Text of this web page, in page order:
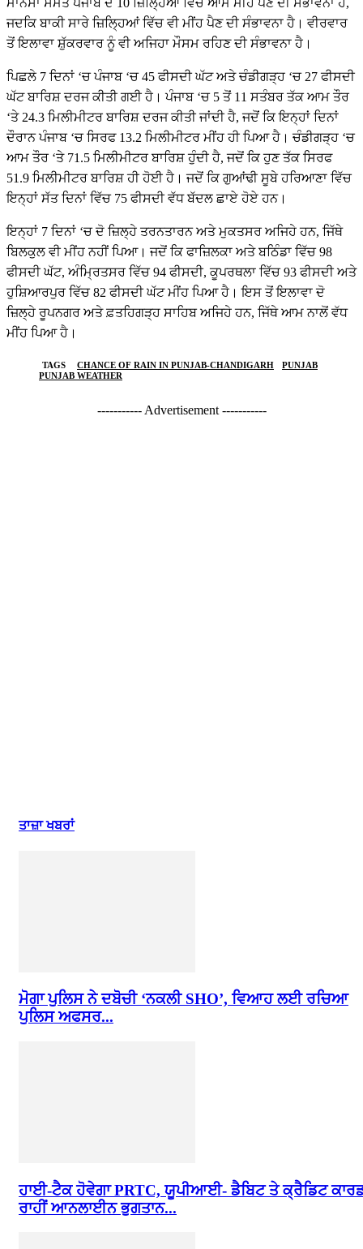
ਮਾਨਸਾ ਸਮੇਤ ਪੰਜਾਬ ਦੇ 10 ਜ਼ਿਲ੍ਹਿਆਂ ਵਿੱਚ ਆਮ ਮੀਂਹ ਪੈਣ ਦੀ ਸੰਭਾਵਨਾ ਹੈ,
ਜਦਕਿ ਬਾਕੀ ਸਾਰੇ ਜ਼ਿਲ੍ਹਿਆਂ ਵਿੱਚ ਵੀ ਮੀਂਹ ਪੈਣ ਦੀ ਸੰਭਾਵਨਾ ਹੈ। ਵੀਰਵਾਰ
ਤੋਂ ਇਲਾਵਾ ਸ਼ੁੱਕਰਵਾਰ ਨੂੰ ਵੀ ਅਜਿਹਾ ਮੌਸਮ ਰਹਿਣ ਦੀ ਸੰਭਾਵਨਾ ਹੈ।
ਪਿਛਲੇ 7 ਦਿਨਾਂ ‘ਚ ਪੰਜਾਬ ‘ਚ 45 ਫੀਸਦੀ ਘੱਟ ਅਤੇ ਚੰਡੀਗੜ੍ਹ ‘ਚ 27 ਫੀਸਦੀ
ਘੱਟ ਬਾਰਿਸ਼ ਦਰਜ ਕੀਤੀ ਗਈ ਹੈ। ਪੰਜਾਬ ‘ਚ 5 ਤੋਂ 11 ਸਤੰਬਰ ਤੱਕ ਆਮ ਤੌਰ
‘ਤੇ 24.3 ਮਿਲੀਮੀਟਰ ਬਾਰਿਸ਼ ਦਰਜ ਕੀਤੀ ਜਾਂਦੀ ਹੈ, ਜਦੋਂ ਕਿ ਇਨ੍ਹਾਂ ਦਿਨਾਂ
ਦੌਰਾਨ ਪੰਜਾਬ ‘ਚ ਸਿਰਫ 13.2 ਮਿਲੀਮੀਟਰ ਮੀਂਹ ਹੀ ਪਿਆ ਹੈ। ਚੰਡੀਗੜ੍ਹ ‘ਚ
ਆਮ ਤੌਰ ‘ਤੇ 71.5 ਮਿਲੀਮੀਟਰ ਬਾਰਿਸ਼ ਹੁੰਦੀ ਹੈ, ਜਦੋਂ ਕਿ ਹੁਣ ਤੱਕ ਸਿਰਫ
51.9 ਮਿਲੀਮੀਟਰ ਬਾਰਿਸ਼ ਹੀ ਹੋਈ ਹੈ। ਜਦੋਂ ਕਿ ਗੁਆਂਢੀ ਸੂਬੇ ਹਰਿਆਣਾ ਵਿੱਚ
ਇਨ੍ਹਾਂ ਸੱਤ ਦਿਨਾਂ ਵਿੱਚ 75 ਫੀਸਦੀ ਵੱਧ ਬੱਦਲ ਛਾਏ ਹੋਏ ਹਨ।
ਇਨ੍ਹਾਂ 7 ਦਿਨਾਂ ‘ਚ ਦੋ ਜ਼ਿਲ੍ਹੇ ਤਰਨਤਾਰਨ ਅਤੇ ਮੁਕਤਸਰ ਅਜਿਹੇ ਹਨ, ਜਿੱਥੇ
ਬਿਲਕੁਲ ਵੀ ਮੀਂਹ ਨਹੀਂ ਪਿਆ। ਜਦੋਂ ਕਿ ਫਾਜ਼ਿਲਕਾ ਅਤੇ ਬਠਿੰਡਾ ਵਿੱਚ 98
ਫੀਸਦੀ ਘੱਟ, ਅੰਮ੍ਰਿਤਸਰ ਵਿੱਚ 94 ਫੀਸਦੀ, ਕੂਪਰਥਲਾ ਵਿੱਚ 93 ਫੀਸਦੀ ਅਤੇ
ਹੁਸ਼ਿਆਰਪੁਰ ਵਿੱਚ 82 ਫੀਸਦੀ ਘੱਟ ਮੀਂਹ ਪਿਆ ਹੈ। ਇਸ ਤੋਂ ਇਲਾਵਾ ਦੋ
ਜ਼ਿਲ੍ਹੇ ਰੂਪਨਗਰ ਅਤੇ ਫ਼ਤਹਿਗੜ੍ਹ ਸਾਹਿਬ ਅਜਿਹੇ ਹਨ, ਜਿੱਥੇ ਆਮ ਨਾਲੋਂ ਵੱਧ
ਮੀਂਹ ਪਿਆ ਹੈ।
TAGS CHANCE OF RAIN IN PUNJAB-CHANDIGARH
PUNJAB
PUNJAB WEATHER
----------- Advertisement -----------
ਤਾਜ਼ਾ ਖਬਰਾਂ
ਮੋਗਾ ਪੁਲਿਸ ਨੇ ਦਬੋਚੀ ‘ਨਕਲੀ SHO’, ਵਿਆਹ ਲਈ ਰਚਿਆ
ਪੁਲਿਸ ਅਫਸਰ...
ਹਾਈ-ਟੈਕ ਹੋਵੇਗਾ PRTC, ਯੂਪੀਆਈ- ਡੈਬਿਟ ਤੇ ਕ੍ਰੈਡਿਟ
ਰਾਹੀਂ ਆਨਲਾਈਨ ਭੁਗਤਾਨ...